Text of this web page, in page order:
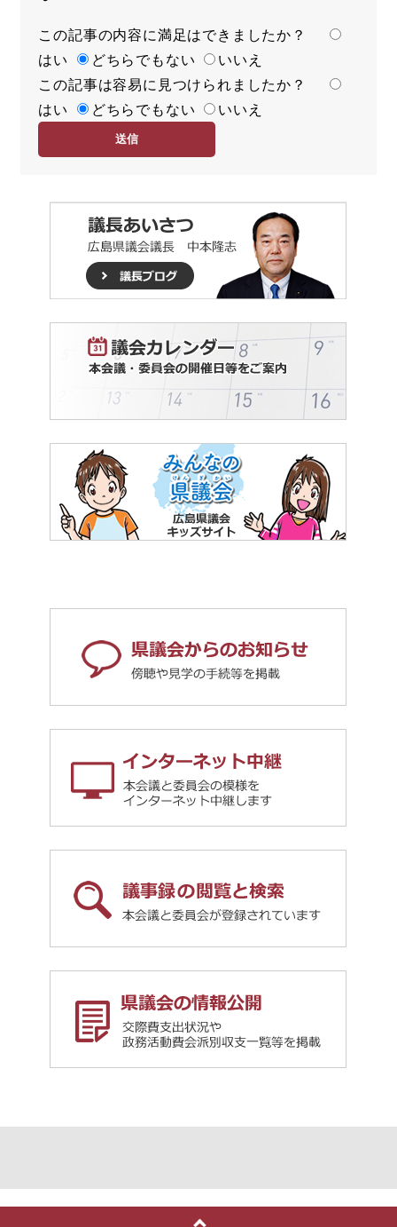
満
足
度
この記事の内容に満足はできましたか？
はい
どちらでもない
いいえ
容
易
この記事は容易に見つけられましたか？
はい
どちらでもない いいえ